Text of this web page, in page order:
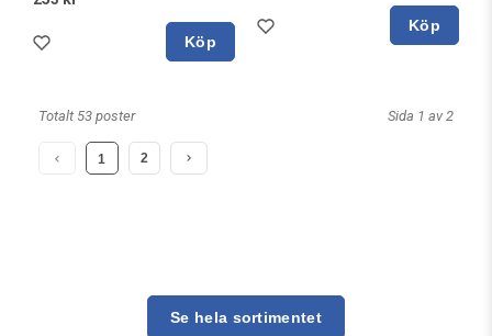
Köp
Köp
Totalt 53 poster Sida 1 av 2
1 2
Se hela sortimentet